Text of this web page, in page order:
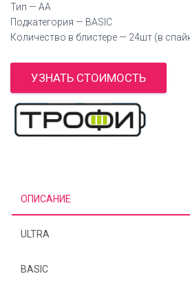
Тип — AA
Подкатегория — BASIC
Количество в блистере — 24шт (в
УЗНАТЬ СТОИМОСТЬ
ОПИСАНИЕ
ULTRA
BASIC